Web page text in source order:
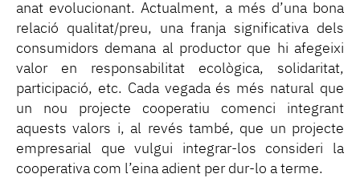
anat evolucionant. Actualment, a més d’una bona
relació qualitat/preu, una franja significativa dels
consumidors demana al productor que hi afegeixi
valor en responsabilitat ecològica, solidaritat,
participació, etc. Cada vegada és més natural que
un nou projecte cooperatiu comenci integrant
aquests valors i, al revés també, que un projecte
empresarial que vulgui integrar-los consideri la
cooperativa com l’eina adient per dur-lo a terme.